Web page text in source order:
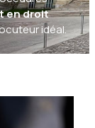
en droit
idéal.